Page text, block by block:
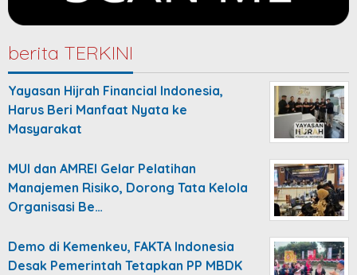
berita TERKINI
Yayasan Hijrah Financial Indonesia,
Harus Beri Manfaat Nyata ke
Masyarakat
MUI dan AMREI Gelar Pelatihan
Manajemen Risiko, Dorong Tata Kelola
Organisasi Be…
Demo di Kemenkeu, FAKTA Indonesia
Desak Pemerintah Tetapkan PP MBDK